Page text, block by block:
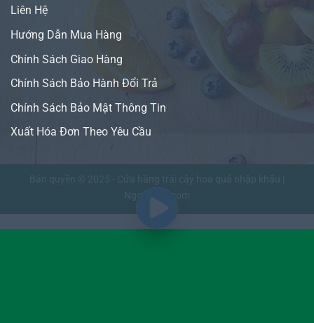
Liên Hệ
Hướng Dẫn Mua Hàng
Chính Sách Giao Hàng
Chính Sách Bảo Hành Đổi Trả
Chính Sách Bảo Mật Thông Tin
Xuất Hóa Đơn Theo Yêu Cầu
Bản quyền © 2025 - Cửa hàng trái cây hoa quả nhập khẩu |
NgonFruit.com